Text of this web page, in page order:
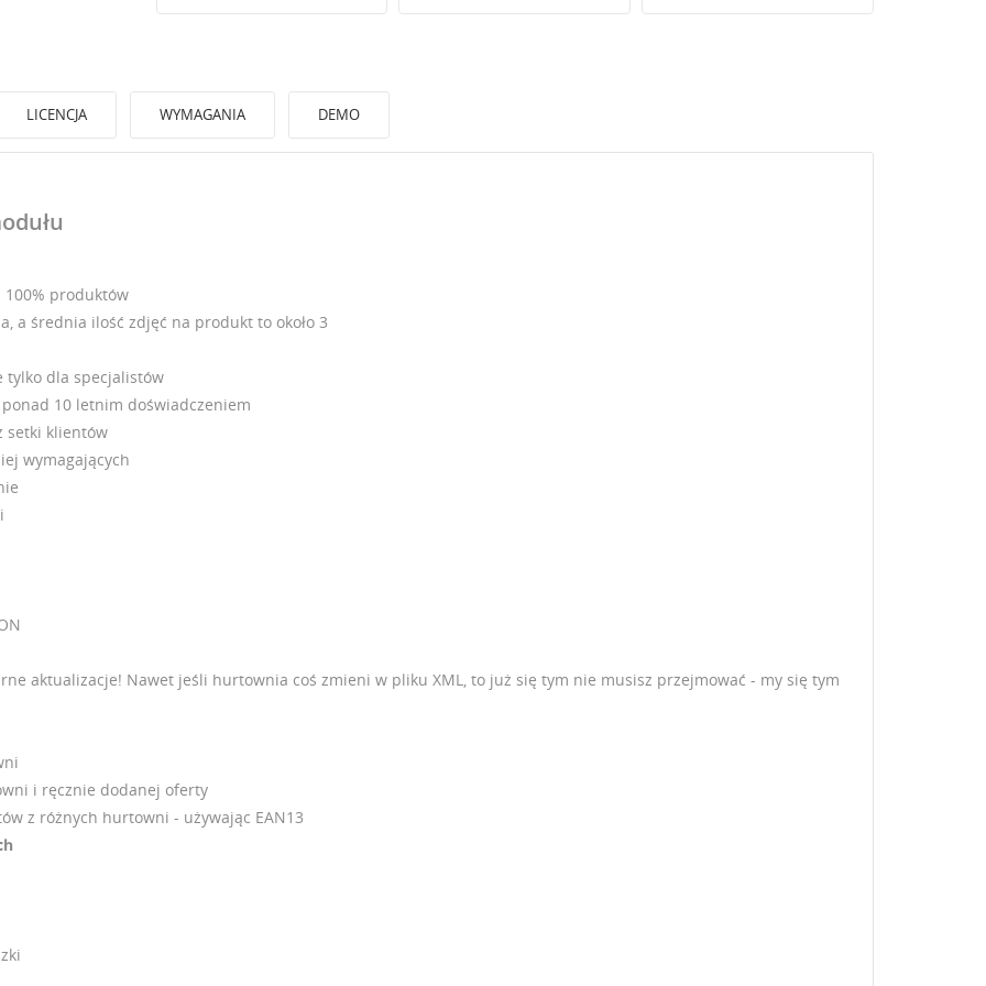
LICENCJA WYMAGANIA DEMO
produktów
a średnia ilość zdjęć na produkt to około 3
tylko dla specjalistów
10 letnim doświadczeniem
setki klientów
wymagających
aktualizacje! Nawet jeśli hurtownia coś zmieni w pliku XML, to już się tym nie musisz przejmować - my się tym
i ręcznie dodanej oferty
z różnych hurtowni - używając EAN13